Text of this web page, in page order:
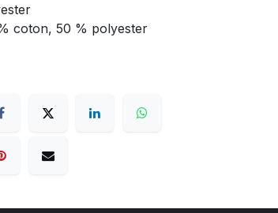
coton, 50 % polyester